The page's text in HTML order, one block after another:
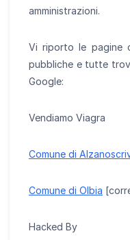
amministrazioni.
Vi riporto le pagine
pubbliche e tutte
Google:
Vendiamo Viagra
Comune di
Comune di Olbia
Hacked By